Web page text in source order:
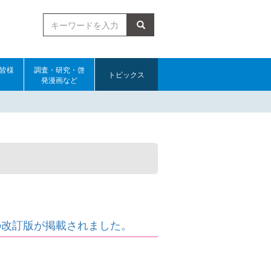
検索
様
調査・研究・啓
発漫画など
トピックス
訂版が掲載されました。